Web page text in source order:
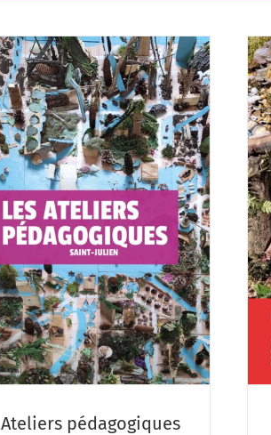
Ateliers pédagogiques